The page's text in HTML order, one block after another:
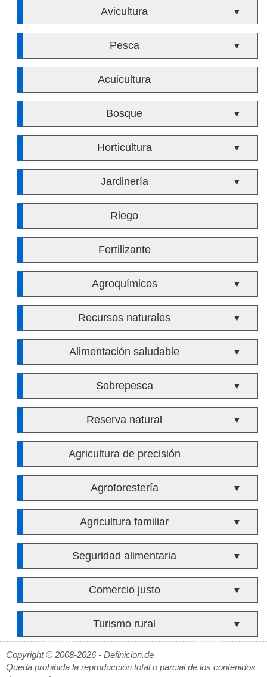
Avicultura ▼
Pesca ▼
Acuicultura
Bosque ▼
Horticultura ▼
Jardinería ▼
Riego
Fertilizante
Agroquímicos ▼
Recursos naturales ▼
Alimentación saludable ▼
Sobrepesca ▼
Reserva natural ▼
Agricultura de precisión
Agroforestería ▼
Agricultura familiar ▼
Seguridad alimentaria ▼
Comercio justo ▼
Turismo rural ▼
Copyright © 2008-2026 - Definicion.de
Queda prohibida la reproducción total o parcial de los contenidos